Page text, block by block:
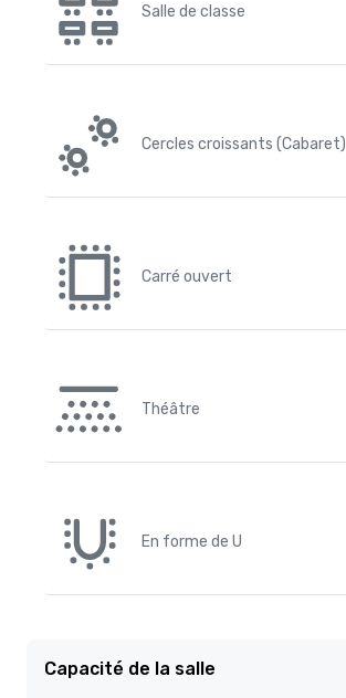
Salle de classe
Cercles croissants (Cabaret)
Carré ouvert
Théâtre
En forme de U
Capacité de la salle